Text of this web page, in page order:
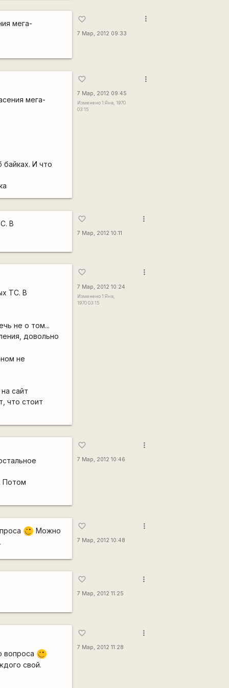
мега-
favorite_border
7 Мар, 2012 09:33
more_vert
мега-
И что
favorite_border
7 Мар, 2012 09:45
Изменено 1 Янв, 1970
03:15
more_vert
В
favorite_border
7 Мар, 2012 10:11
more_vert
ТС. В
не о том...
довольно
не
сайт
что стоит
favorite_border
7 Мар, 2012 10:24
Изменено 1 Янв,
1970 03:15
more_vert
Потом
favorite_border
7 Мар, 2012 10:46
more_vert
;) Можно
favorite_border
7 Мар, 2012 10:48
more_vert
favorite_border
7 Мар, 2012 11:25
more_vert
вопроса
;)
свой.
favorite_border
7 Мар, 2012 11:28
more_vert